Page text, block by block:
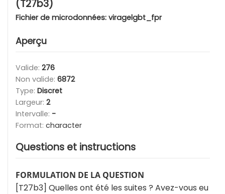
(T27b3)
Fichier de microdonnées: viragelgbt_fpr
Aperçu
Valide: 276
Non valide: 6872
Type: Discret
Largeur: 2
Intervalle: -
Format: character
Questions et instructions
FORMULATION DE LA QUESTION
[T27b3] Quelles ont été les suites ? Avez-vous eu